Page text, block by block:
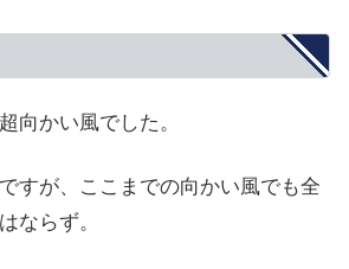
向かい風でした。
すが、ここまでの向かい風でも全
ならず。